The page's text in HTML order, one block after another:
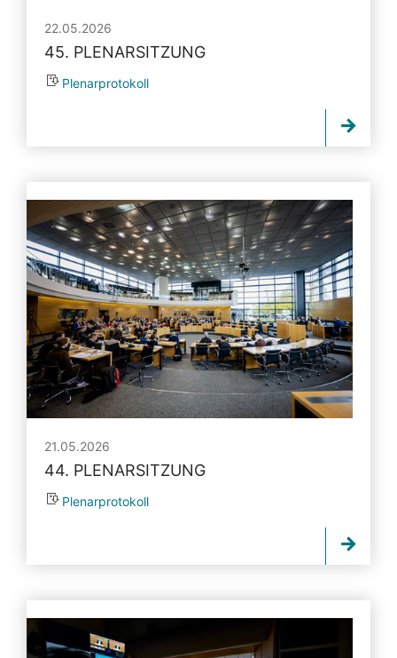
22.05.2026
45. PLENARSITZUNG
Plenarprotokoll
21.05.2026
44. PLENARSITZUNG
Plenarprotokoll